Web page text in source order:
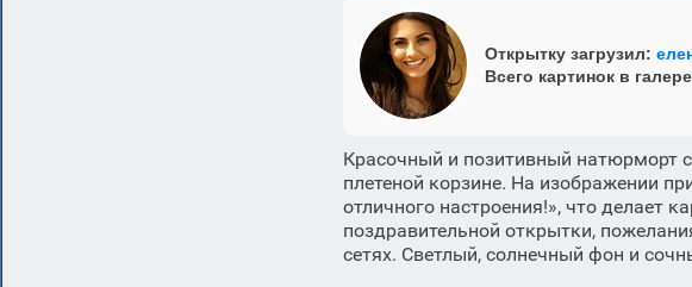
Открытку загрузил:
Всего картинок в
Красочный и позитивный натюрморт
плетеной корзине. На изображении
отличного настроения!», что делает
поздравительной открытки,
сетях. Светлый, солнечный фон и